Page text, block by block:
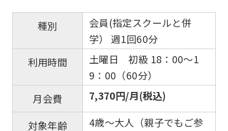
種別
会員(指定スクールと併
学） 週1回60分
利用時間
土曜日 初級 18：00〜1
9：00（60分）
月会費
7,370円/月(税込)
対象年齢 4歳～大人（親子でもご参
you
use
an
automatic
translation
service,
the
Japanese